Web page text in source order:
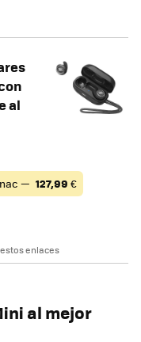
al
— 127,99 €
enlaces
al mejor